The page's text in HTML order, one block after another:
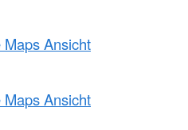
Ansicht
Ansicht